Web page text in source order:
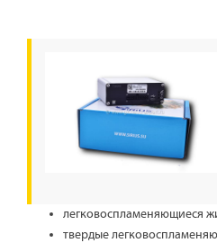
легковоспламеняющиеся
твердые